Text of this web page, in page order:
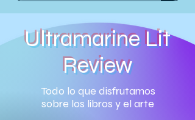
Ultramarine Lit
Review
Todo lo que disfrutamos
sobre los libros y el arte